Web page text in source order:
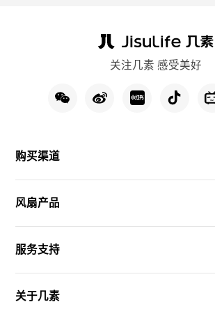
关注几素 感受美好
购买渠道
风扇产品
服务支持
关于几素